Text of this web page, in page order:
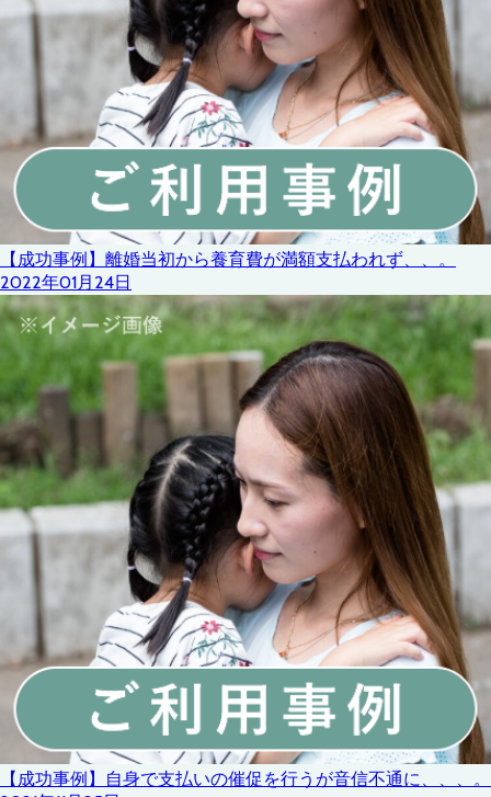
【成功事例】離婚当初から養育費が満額支払われず、、。
2022年01月24日
【成功事例】自身で支払いの催促を行うが音信不通に、、、。